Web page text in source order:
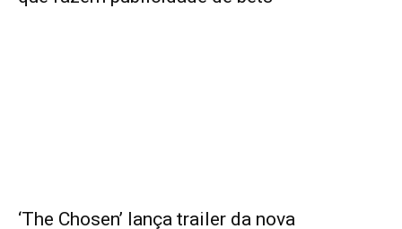
‘The Chosen’ lança trailer da nova